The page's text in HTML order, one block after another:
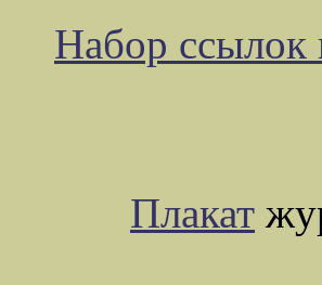
Набор ссылок
Плакат